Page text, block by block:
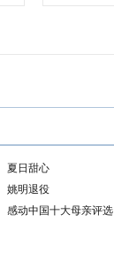
夏日甜心
姚明退役
感动中国十大母亲评选